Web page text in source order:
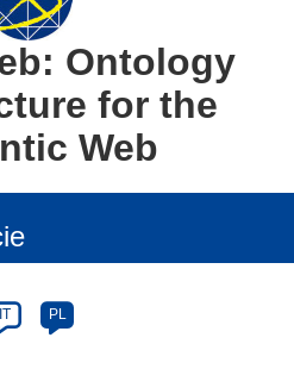
Ontology
for the
Web
IT PL